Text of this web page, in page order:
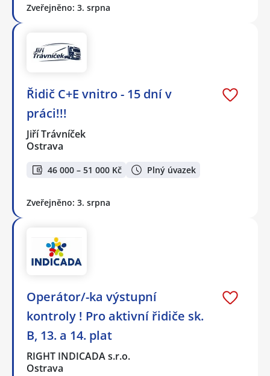
Zveřejněno: 3. srpna
Řidič C+E vnitro - 15 dní v
práci!!!
Jiří Trávníček
Ostrava
46 000 – 51 000 Kč Plný úvazek
Zveřejněno: 3. srpna
Operátor/-ka výstupní
kontroly ! Pro aktivní řidiče sk.
B, 13. a 14. plat
RIGHT INDICADA s.r.o.
Ostrava